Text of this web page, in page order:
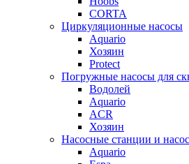
CORTA
Циркуляционные насосы
Aquario
Хозяин
Protect
Погружные насосы для
Водолей
Aquario
ACR
Хозяин
Насосные станции и
Aquario